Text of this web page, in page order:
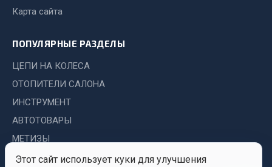
Весь раздел
Запчасти HOWO
Тормозная система
Двигатель
Система охлаждения
Этот сайт использует куки для улучшения
Карта сайта
ПОПУЛЯРНЫЕ РАЗДЕЛЫ
ЦЕПИ НА КОЛЕСА
ОТОПИТЕЛИ САЛОНА
ИНСТРУМЕНТ
АВТОТОВАРЫ
МЕТИЗЫ